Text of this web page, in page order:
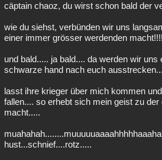
cäptain chaoz, du wirst schon bald der
wie du siehst, verbünden wir uns
einer immer grösser werdenden macht!!!!
und bald..... ja bald.... da werden wir uns
schwarze hand nach euch ausstrecken...
lasst ihre krieger über mich kommen
fallen.... so erhebt sich mein geist zu
macht.....
hust...schnief....rotz.....